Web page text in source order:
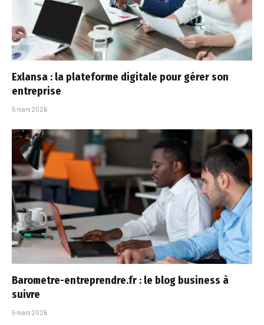
Exlansa : la plateforme digitale pour gérer son
entreprise
5 mars 2026
Barometre-entreprendre.fr : le blog business à
suivre
5 mars 2026